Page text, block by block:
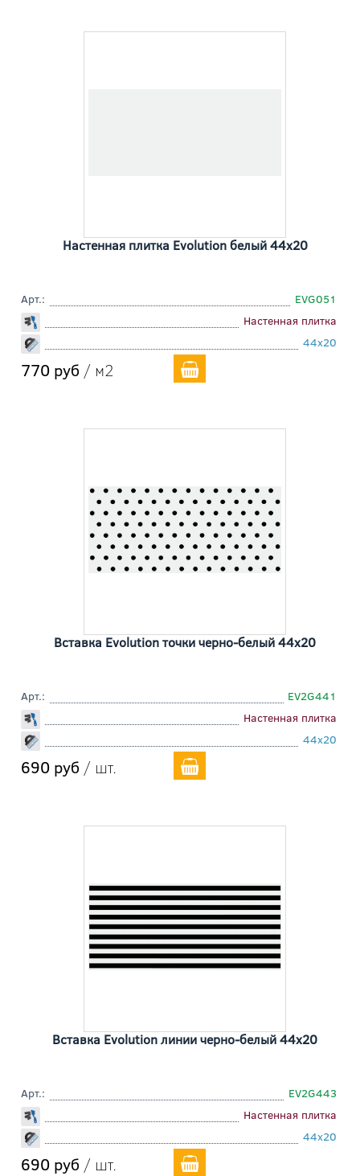
Настенная плитка Evolution белый 44x20
Арт.:
EVG051
Настенная плитка
44x20
770 руб / м2
Вставка Evolution точки черно-белый 44x20
Арт.:
EV2G441
Настенная плитка
44x20
690 руб / шт.
Вставка Evolution линии черно-белый 44x20
Арт.:
EV2G443
Настенная плитка
44x20
690 руб / шт.